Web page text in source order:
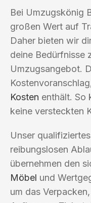
Bei Umzugskönig
großen Wert auf
Daher bieten wir
deine Bedürfnisse
Umzugsangebot.
Kosten enthält. So
keine versteckten
Unser
reibungslosen
übernehmen den
Möbel und
um das